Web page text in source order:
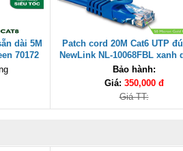
dài 5M
70172
Patch cord 20M Cat6 UTP
NewLink NL-10068FBL xanh
Bảo hành:
Giá: 350,000 đ
Giá TT: